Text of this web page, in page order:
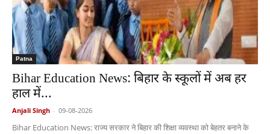
Patna
Bihar Education News: बिहार के स्कूलों में अब हर
हाल में...
Anjali Singh - 09-08-2026
Bihar Education News: राज्य सरकार ने बिहार की शिक्षा व्यवस्था को बेहतर बनाने के